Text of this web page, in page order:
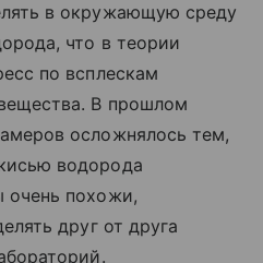
в окружающую среду
что в теории
по всплескам
В прошлом
осложнялось тем,
водорода
очень похожи,
друг от друга